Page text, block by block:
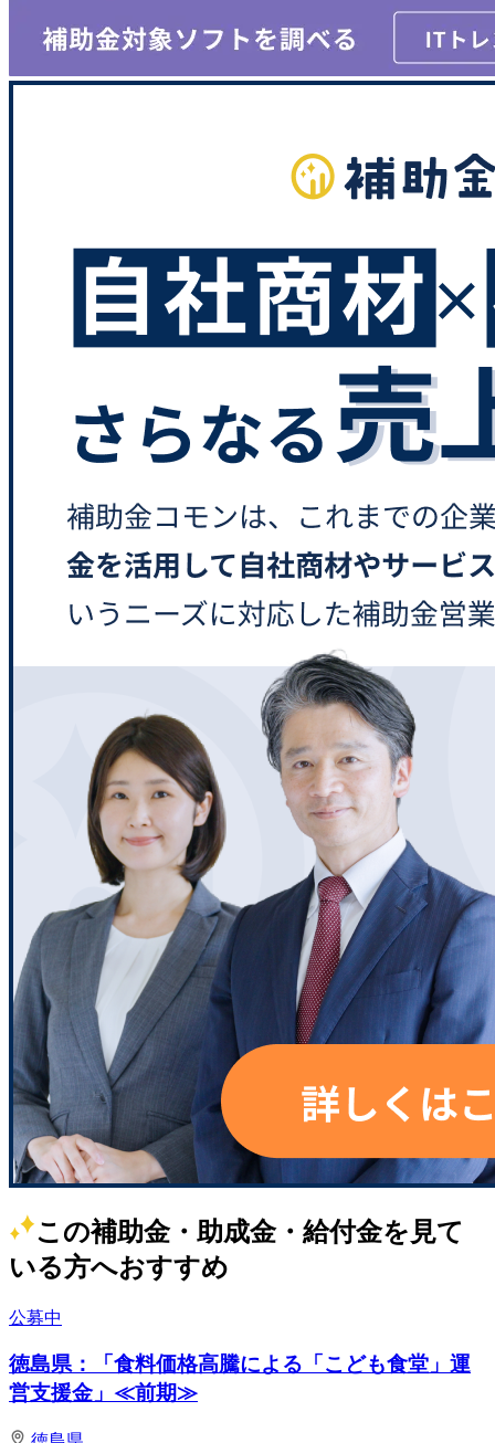
この補助金・助成金・給付金を見て
いる方へおすすめ
公募中
徳島県：「食料価格高騰による「こども食堂」運
営支援金」≪前期≫